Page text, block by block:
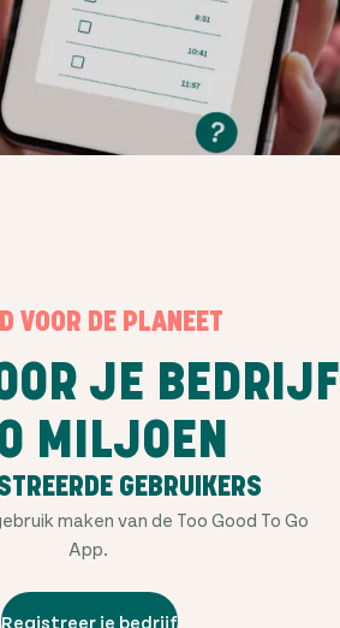
VOOR DE PLANEET
JE BEDRIJF
MILJOEN
GEBRUIKERS
maken van de Too Good To Go
App.
Registreer je bedrijf